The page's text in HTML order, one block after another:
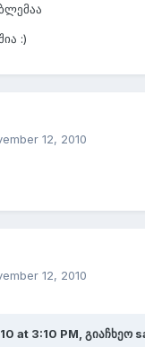
:)
12, 2010
12, 2010
at 3:10 PM, გიაჩხეო